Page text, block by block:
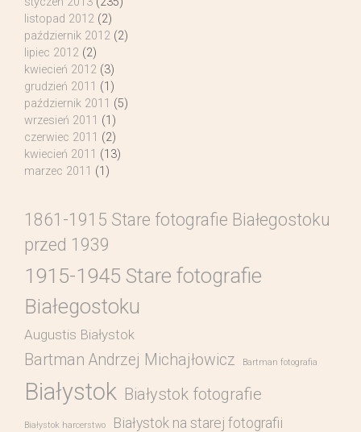
listopad 2012 (2)
październik 2012 (2)
lipiec 2012 (2)
kwiecień 2012 (3)
grudzień 2011 (1)
październik 2011 (5)
wrzesień 2011 (1)
czerwiec 2011 (2)
kwiecień 2011 (13)
marzec 2011 (1)
1861-1915 Stare fotografie Białegostoku
przed 1939
1915-1945 Stare fotografie
Białegostoku
Augustis Białystok
Bartman Andrzej Michajłowicz Bartman fotografia
Białystok Białystok fotografie
Białystok harcerstwo Białystok na starej fotografii